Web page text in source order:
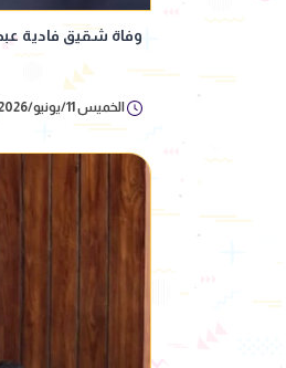
وفاة شقيق فادية
الخميس 11/يونيو/2026 - 01:48 م